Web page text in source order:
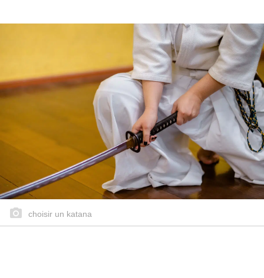
choisir un katana